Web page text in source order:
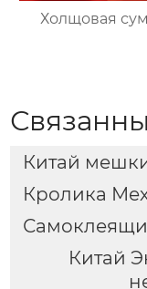
Холщовая
Китай
Кролика
Китай